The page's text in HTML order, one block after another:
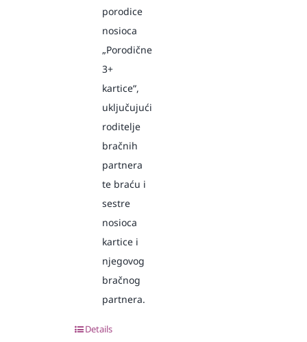
porodice
nosioca
„Porodične
3+
kartice“,
uključujući
roditelje
bračnih
partnera
te braću i
sestre
nosioca
kartice i
njegovog
bračnog
partnera.
Details